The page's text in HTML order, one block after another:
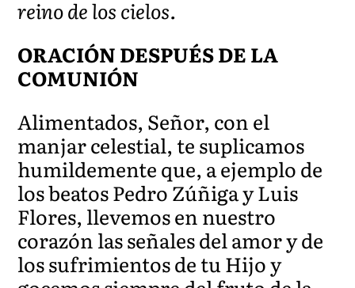
reino de los cielos.
ORACIÓN DESPUÉS DE LA
COMUNIÓN
Alimentados, Señor, con el
manjar celestial, te suplicamos
humildemente que, a ejemplo de
los beatos Pedro Zúñiga y Luis
Flores, llevemos en nuestro
corazón las señales del amor y de
los sufrimientos de tu Hijo y